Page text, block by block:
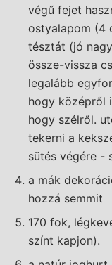
végű fejet
ostyalapom (4
tésztát (jó
össze-vissza
legalább
hogy középről
hogy szélről.
tekerni a
sütés végére -
a mák
hozzá semmit
170 fok,
színt kapjon).